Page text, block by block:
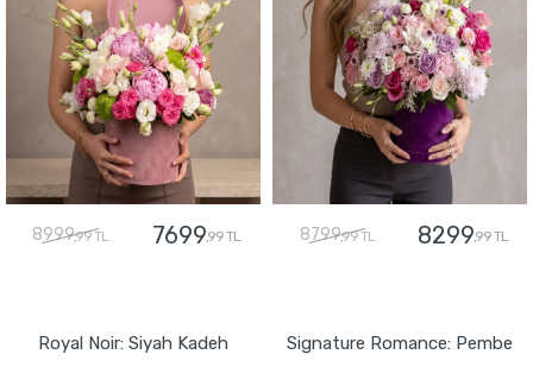
8999,99 TL 7699,99 TL 8799,99 TL 8299,99 TL
Royal Noir: Siyah Kadeh
Signature Romance: Pembe